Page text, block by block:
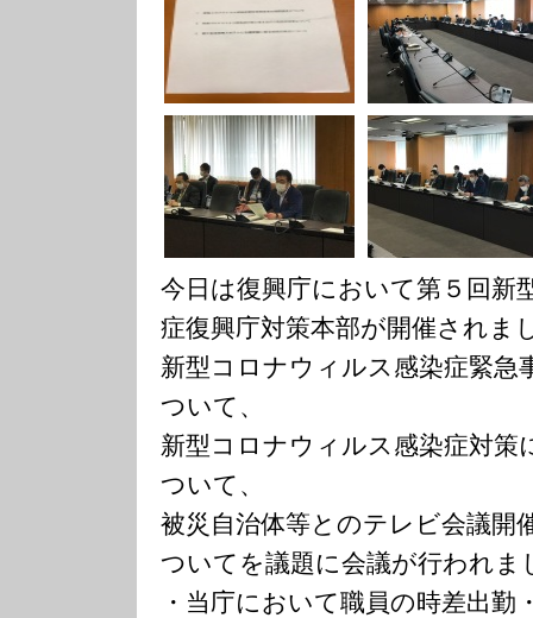
今日は復興庁において第５回新
症復興庁対策本部が開催されま
新型コロナウィルス感染症緊急
ついて、
新型コロナウィルス感染症対策
ついて、
被災自治体等とのテレビ会議開
ついてを議題に会議が行われま
・当庁において職員の時差出